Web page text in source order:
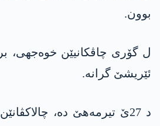
بوون.
ل گۆری چاڤكانیێن خوه‌جهی،
ئێریشێ گرانە.
د 27ێ تیرمەهێ دە،